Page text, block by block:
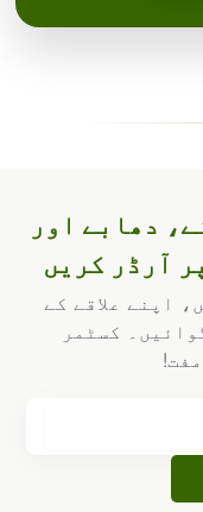
دھابے اور
آرڈر کریں
اپنے علاقے کے
کسٹمر